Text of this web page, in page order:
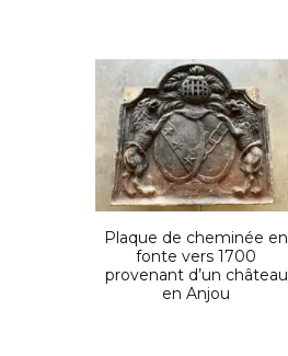
Plaque de cheminée en
fonte vers 1700
provenant d’un château
en Anjou